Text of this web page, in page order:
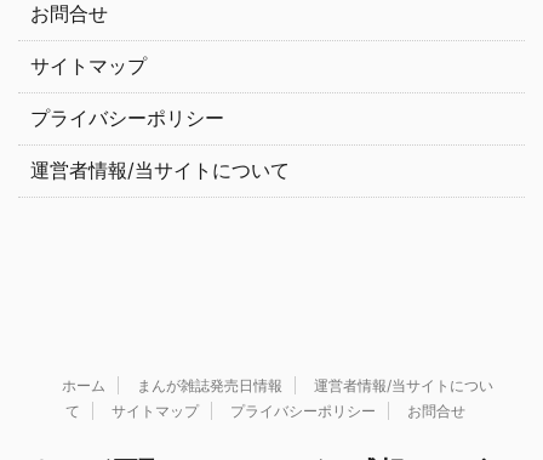
お問合せ
サイトマップ
プライバシーポリシー
運営者情報/当サイトについて
ホーム まんが雑誌発売日情報
運営者情報/当サイトについ
て
サイトマップ プライバシーポリシー お問合せ